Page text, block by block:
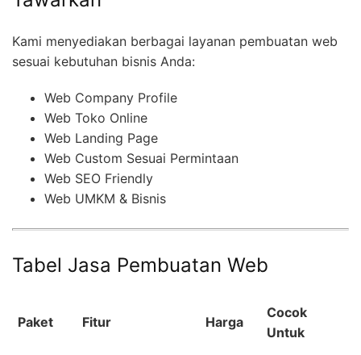
Kami menyediakan berbagai layanan pembuatan web
sesuai kebutuhan bisnis Anda:
Web Company Profile
Web Toko Online
Web Landing Page
Web Custom Sesuai Permintaan
Web SEO Friendly
Web UMKM & Bisnis
Tabel Jasa Pembuatan Web
Paket Fitur Harga
Cocok
Untuk